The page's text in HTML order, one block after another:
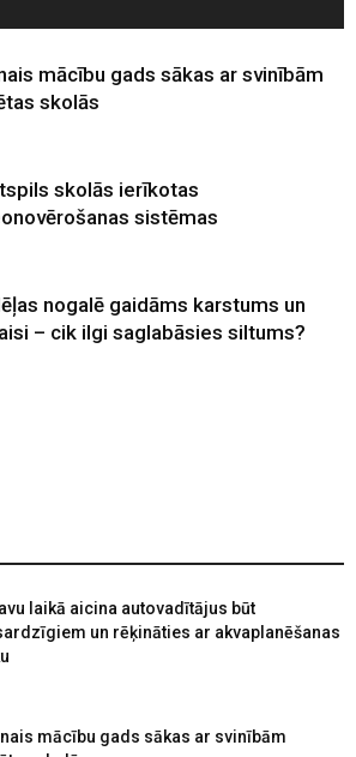
mācību gads sākas ar svinībām
skolās
skolās ierīkotas
sistēmas
nogalē gaidāms karstums un
– cik ilgi saglabāsies siltums?
laikā aicina autovadītājus būt
un rēķināties ar akvaplanēšanas
mācību gads sākas ar svinībām